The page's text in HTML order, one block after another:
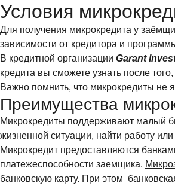
Условия
Для получения микрокредита у
зависимости от кредитора и
В кредитной организации Garant
кредита вы сможете узнать после
Важно помнить, что микрокредиты не
Преимущества
Микрокредиты поддерживают малый
жизненной ситуации, найти работу
Микрокредит предоставляются
платежеспособности заемщика.
банковскую карту. При этом